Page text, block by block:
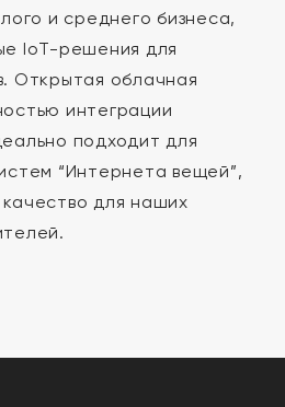
и среднего бизнеса,
IoT-решения для
Открытая облачная
интеграции
подходит для
“Интернета вещей”,
для наших